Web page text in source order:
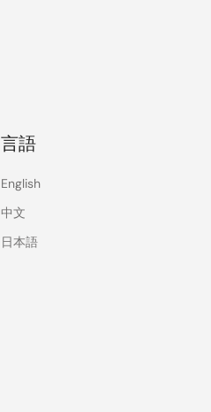
言語
English
中文
日本語